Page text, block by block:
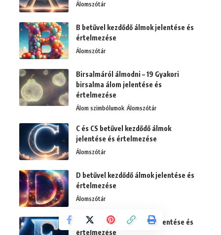
Álomszótár
B betűvel kezdődő álmok jelentése és
értelmezése
Álomszótár
Birsalmáról álmodni – 19 Gyakori
birsalma álom jelentése és
értelmezése
Álom szimbólumok Álomszótár
C és CS betűvel kezdődő álmok
jelentése és értelmezése
Álomszótár
D betűvel kezdődő álmok jelentése és
értelmezése
Álomszótár
E betűvel kezdődő álmok jelentése és
értelmezése